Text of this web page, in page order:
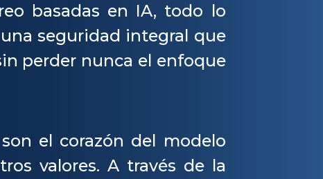
basadas en IA, todo lo
seguridad integral que
perder nunca el enfoque
el corazón del modelo
valores. A través de la